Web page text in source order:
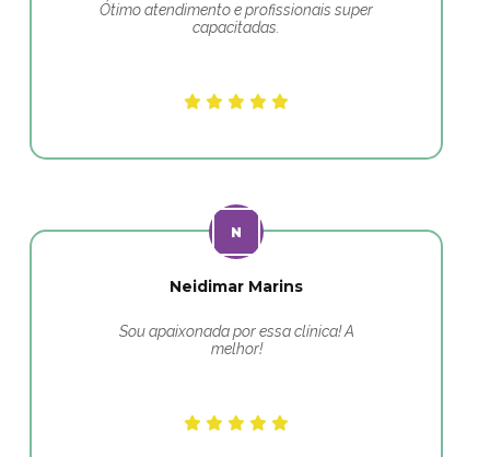
Ótimo atendimento e profissionais super
capacitadas.
Neidimar Marins
Sou apaixonada por essa clínica! A
melhor!